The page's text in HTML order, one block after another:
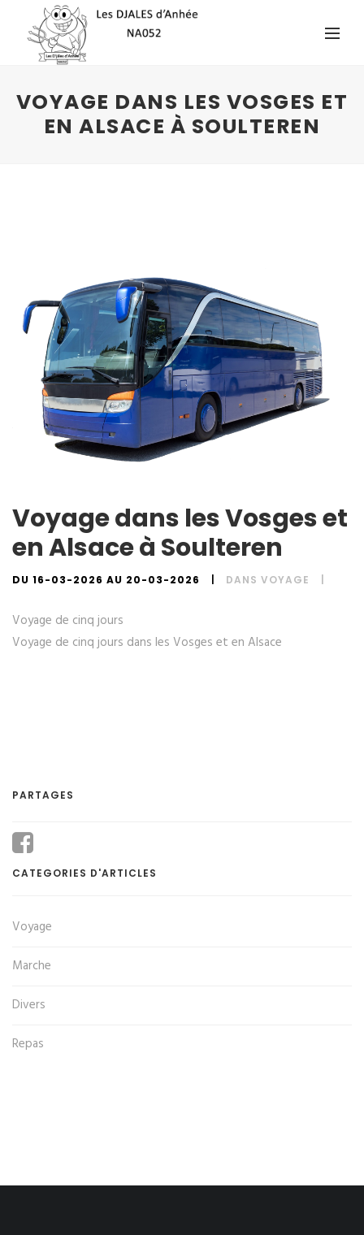
VOYAGE DANS LES VOSGES ET
EN ALSACE À SOULTEREN
Voyage dans les Vosges et
en Alsace à Soulteren
DU 16-03-2026 AU 20-03-2026 DANS VOYAGE
Voyage de cinq jours
Voyage de cinq jours dans les Vosges et en Alsace
PARTAGES
CATEGORIES D'ARTICLES
Voyage
Marche
Divers
Repas